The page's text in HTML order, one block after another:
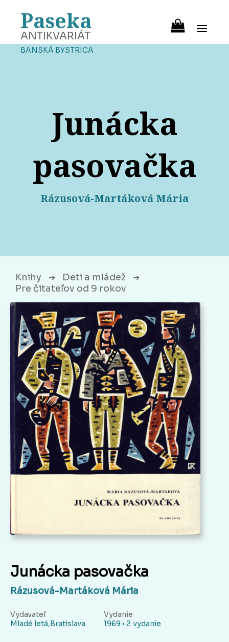
Paseka
ANTIKVARIÁT
BANSKÁ BYSTRICA
Junácka
pasovačka
Rázusová-Martáková Mária
Knihy ➔ Deti a mládež ➔
Pre čitateľov od 9 rokov
Junácka pasovačka
Rázusová-Martáková Mária
Vydavateľ
Mladé letá,Bratislava
Vydanie
1969 • 2. vydanie